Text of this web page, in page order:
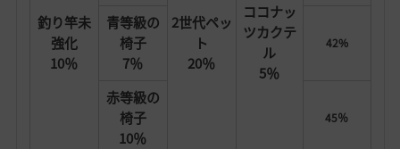
釣り竿未
強化
10％
2世代ペッ
ト
20％
ココナッ
ツカクテ
ル
5％
青等級の
椅子
7％
42%
赤等級の
椅子
10％
45％